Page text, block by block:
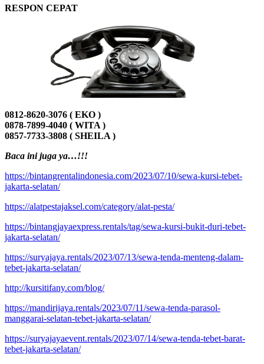
RESPON CEPAT
0812-8620-3076 ( EKO )
0878-7899-4040 ( WITA )
0857-7733-3808 ( SHEILA )
Baca ini juga ya…!!!
https://bintangrentalindonesia.com/2023/07/10/sewa-kursi-tebet-
jakarta-selatan/
https://alatpestajaksel.com/category/alat-pesta/
https://bintangjayaexpress.rentals/tag/sewa-kursi-bukit-duri-tebet-
jakarta-selatan/
https://suryajaya.rentals/2023/07/13/sewa-tenda-menteng-dalam-
tebet-jakarta-selatan/
http://kursitifany.com/blog/
https://mandirijaya.rentals/2023/07/11/sewa-tenda-parasol-
manggarai-selatan-tebet-jakarta-selatan/
https://suryajayaevent.rentals/2023/07/14/sewa-tenda-tebet-barat-
tebet-jakarta-selatan/